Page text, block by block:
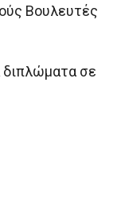
Βουλευτές
διπλώματα σε